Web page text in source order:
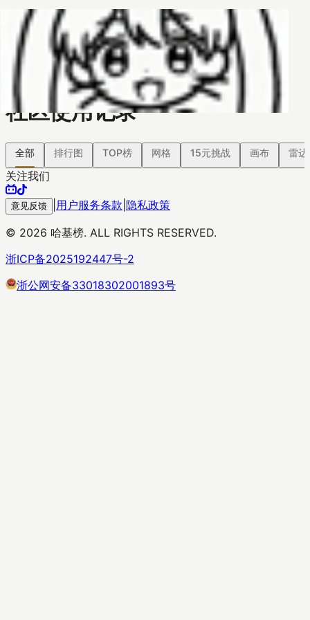
哈基榜
搜索
创建模板
返回模版
社区使用记录
全部 排行图 TOP榜 网格 15元挑战 画布 雷达
关注我们
意见反馈 用户服务条款 隐私政策
© 2026 哈基榜. ALL RIGHTS RESERVED.
浙ICP备2025192447号-2
浙公网安备33018302001893号